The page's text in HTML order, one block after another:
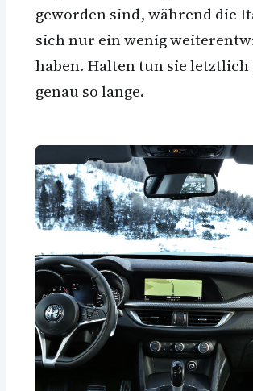
geworden sind, während die
sich nur ein wenig
haben. Halten tun sie letztlich
genau so lange.